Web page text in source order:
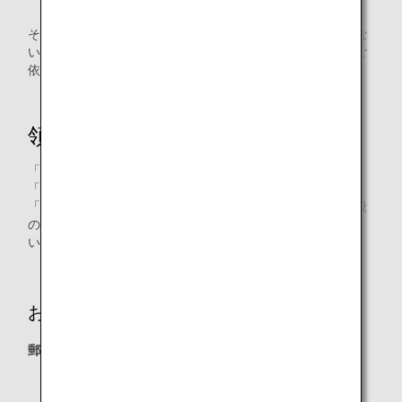
その他にも「領収書Web表示サービス」をご利用いただけな
い場合があります。その場合は、領収書申請フォームからご
依頼を承ります。
領収書申請フォーム
「領収書Web表示サービス」がご利用いただけない場合は、
「領収書申請フォーム」にて領収書発行依頼を承ります。
「ANAマイレージクラブ会員のお客様」ボタンまたは「一般
のお客様」ボタンより「領収書フォーム」にお進みくださ
い。
お届けについて
郵送または、eメールが選択可能です。